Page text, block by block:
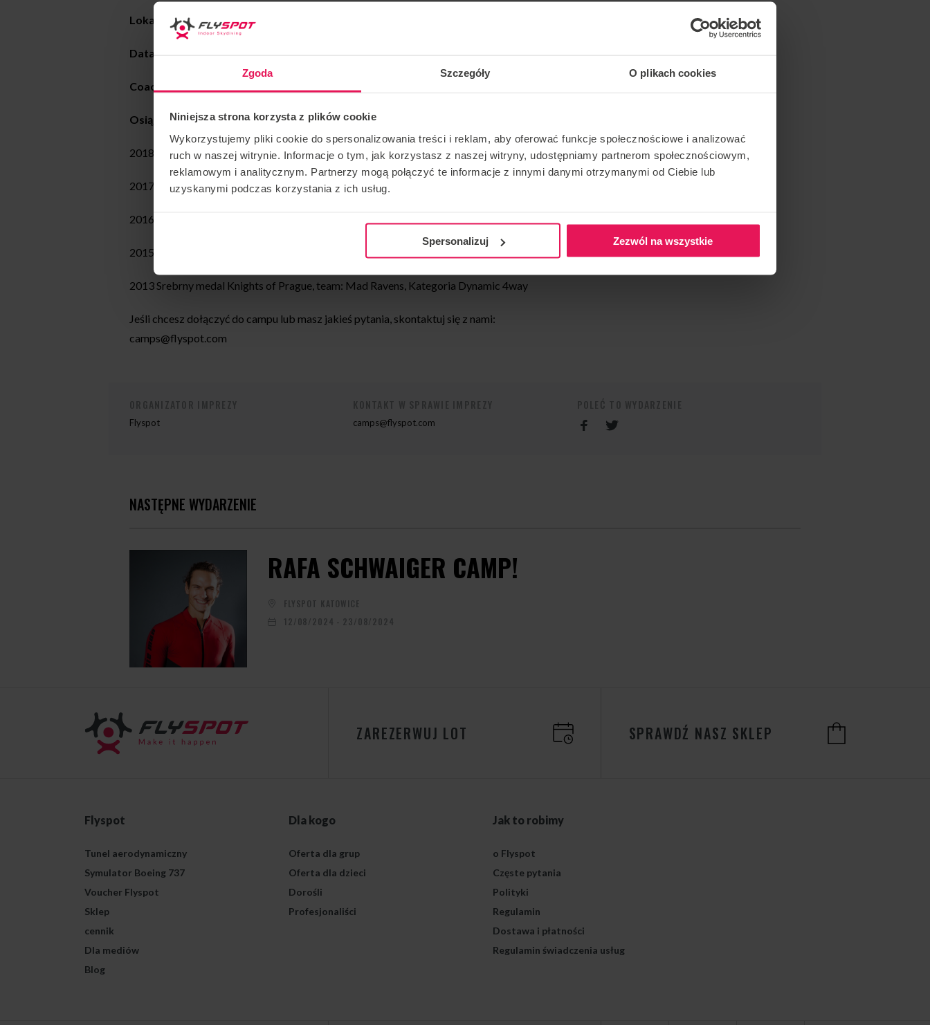
Zgoda Szczegóły O plikach cookies
Niniejsza strona korzysta z plików cookie
Wykorzystujemy pliki cookie do spersonalizowania treści i reklam, aby oferować funkcje społecznościowe i analizować
ruch w naszej witrynie. Informacje o tym, jak korzystasz z naszej witryny, udostępniamy partnerom społecznościowym,
reklamowym i analitycznym. Partnerzy mogą połączyć te informacje z innymi danymi otrzymanymi od Ciebie lub
uzyskanymi podczas korzystania z ich usług.
Spersonalizuj Zezwól na wszystkie
Lokalizacja: Flyspot Warszawa
Data:
Coaching style: static freefly, dynamic, vfs
Osiągnięcia Martina:
2018 Złoty medal podczas Sakura Cup, team: Flyspot Unlimited, Kategoria Dynamic 2way
2017 Srebrny medal FAI World Championship, team: Mad Ravens, Kategoria: Dynamic 4way
2016 Brązowy medal FAI World Cup, Kategoria: Freestyle
2015 Złoty Medal White Nights, team: Mad Ravens, Kategoria Dynamic 4way
2013 Srebrny medal Knights of Prague, team: Mad Ravens, Kategoria Dynamic 4way
Jeśli chcesz dołączyć do campu lub masz jakieś pytania, skontaktuj się z nami:
camps@flyspot.com
Flyspot camps@flyspot.com
NASTĘPNE WYDARZENIE
RAFA SCHWAIGER CAMP!
FLYSPOT KATOWICE
12/08/2024 - 23/08/2024
ZAREZERWUJ LOT SPRAWDŹ NASZ SKLEP
Flyspot
Tunel aerodynamiczny
Symulator Boeing 737
Voucher Flyspot
Sklep
cennik
Dla mediów
Blog
Dla kogo
Oferta dla grup
Oferta dla dzieci
Dorośli
Profesjonaliści
Jak to robimy
o Flyspot
Częste pytania
Polityki
Regulamin
Dostawa i płatności
Regulamin świadczenia usług